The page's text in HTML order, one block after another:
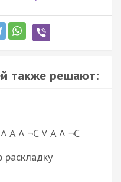
также решают:
A ˄ ¬C ˅ A ˄ ¬C
раскладку